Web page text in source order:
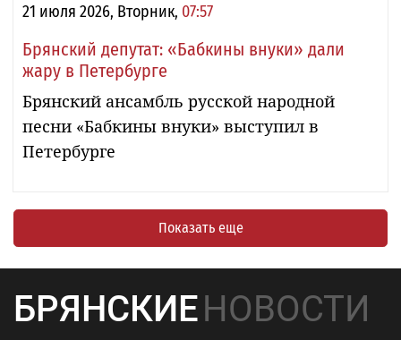
21 июля 2026, Вторник, 07:57
Брянский депутат: «Бабкины внуки» дали
жару в Петербурге
Брянский ансамбль русской народной
песни «Бабкины внуки» выступил в
Петербурге
Показать еще
БРЯНСКИЕНОВОСТИ